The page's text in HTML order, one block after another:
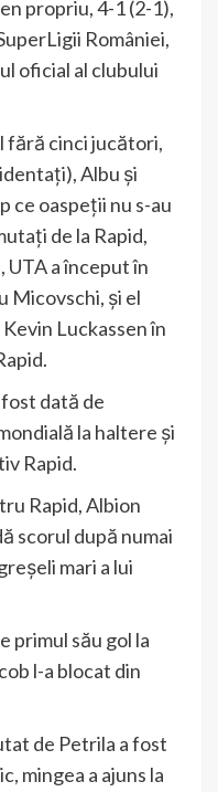
propriu, 4-1 (2-1),
României,
oficial al clubului
fără cinci jucători,
Albu și
ce oaspeții nu s-au
de la Rapid,
UTA a început în
Micovschi, și el
Luckassen în
dată de
la haltere și
Rapid.
Rapid, Albion
scorul după numai
mari a lui
primul său gol la
l-a blocat din
de Petrila a fost
mingea a ajuns la